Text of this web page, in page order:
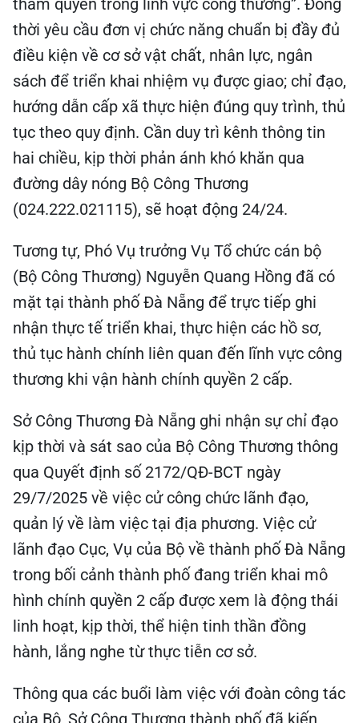
thẩm quyền trong lĩnh vực công thương”. Đồng
thời yêu cầu đơn vị chức năng chuẩn bị đầy đủ
điều kiện về cơ sở vật chất, nhân lực, ngân
sách để triển khai nhiệm vụ được giao; chỉ đạo,
hướng dẫn cấp xã thực hiện đúng quy trình, thủ
tục theo quy định. Cần duy trì kênh thông tin
hai chiều, kịp thời phản ánh khó khăn qua
đường dây nóng Bộ Công Thương
(024.222.021115), sẽ hoạt động 24/24.
Tương tự, Phó Vụ trưởng Vụ Tổ chức cán bộ
(Bộ Công Thương) Nguyễn Quang Hồng đã có
mặt tại thành phố Đà Nẵng để trực tiếp ghi
nhận thực tế triển khai, thực hiện các hồ sơ,
thủ tục hành chính liên quan đến lĩnh vực công
thương khi vận hành chính quyền 2 cấp.
Sở Công Thương Đà Nẵng ghi nhận sự chỉ đạo
kịp thời và sát sao của Bộ Công Thương thông
qua Quyết định số 2172/QĐ-BCT ngày
29/7/2025 về việc cử công chức lãnh đạo,
quản lý về làm việc tại địa phương. Việc cử
lãnh đạo Cục, Vụ của Bộ về thành phố Đà Nẵng
trong bối cảnh thành phố đang triển khai mô
hình chính quyền 2 cấp được xem là động thái
linh hoạt, kịp thời, thể hiện tinh thần đồng
hành, lắng nghe từ thực tiễn cơ sở.
Thông qua các buổi làm việc với đoàn công tác
của Bộ, Sở Công Thương thành phố đã kiến